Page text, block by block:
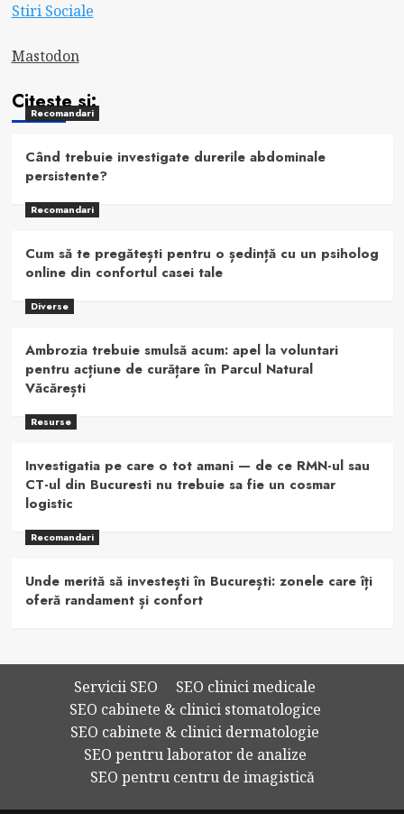
Stiri Sociale
Mastodon
Citeste si:
Recomandari
Când trebuie investigate durerile abdominale
persistente?
Recomandari
Cum să te pregătești pentru o ședință cu un psiholog
online din confortul casei tale
Diverse
Ambrozia trebuie smulsă acum: apel la voluntari
pentru acțiune de curățare în Parcul Natural
Văcărești
Resurse
Investigatia pe care o tot amani — de ce RMN-ul sau
CT-ul din Bucuresti nu trebuie sa fie un cosmar
logistic
Recomandari
Unde merită să investești în București: zonele care îți
oferă randament și confort
Servicii SEO
SEO clinici medicale
SEO cabinete & clinici stomatologice
SEO cabinete & clinici dermatologie
SEO pentru laborator de analize
SEO pentru centru de imagistică